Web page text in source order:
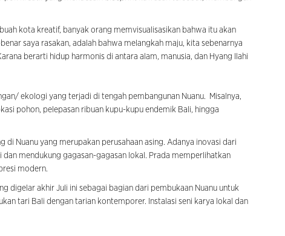
kota kreatif, banyak orang memvisualisasikan bahwa itu akan
saya rasakan, adalah bahwa melangkah maju, kita sebenarnya
berarti hidup harmonis di antara alam, manusia, dan Hyang Ilahi
ekologi yang terjadi di tengah pembangunan Nuanu. Misalnya,
pohon, pelepasan ribuan kupu-kupu endemik Bali, hingga
di Nuanu yang merupakan perusahaan asing. Adanya inovasi dari
mendukung gagasan-gagasan lokal. Prada memperlihatkan
modern.
digelar akhir Juli ini sebagai bagian dari pembukaan Nuanu untuk
tari Bali dengan tarian kontemporer. Instalasi seni karya lokal dan